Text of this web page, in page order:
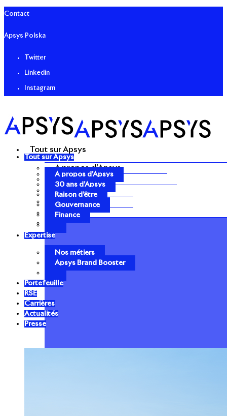
Contact
Apsys Polska
Twitter
Linkedin
Instagram
Tout sur Apsys
A propos d’Apsys
30 ans d’Apsys
Raison d’être
Gouvernance
Finance
Tout sur Apsys
A propos d’Apsys
30 ans d’Apsys
Raison d’être
Gouvernance
Finance
Expertise
Nos métiers
Apsys Brand Booster
Portefeuille
RSE
Carrières
Actualités
Presse